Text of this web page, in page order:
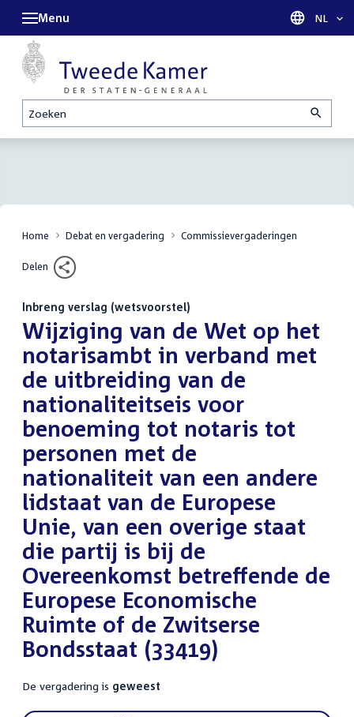
Zoeken
Menu Taal
NL
Home Debat en vergadering Commissievergaderingen
Delen
Inbreng verslag (wetsvoorstel)
:Wijziging van de Wet op het
notarisambt in verband met
de uitbreiding van de
nationaliteitseis voor
benoeming tot notaris tot
personen met de
nationaliteit van een andere
lidstaat van de Europese
Unie, van een overige staat
die partij is bij de
Overeenkomst betreffende de
Europese Economische
Ruimte of de Zwitserse
Bondsstaat (33419)
De vergadering is geweest